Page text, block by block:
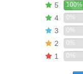
5 100%
4 0%
3 0%
2 0%
1 0%